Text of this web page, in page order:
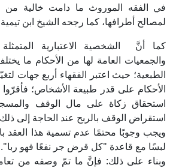
في الفقه الموروث ما دامت خالية من
لمصالح أطرافها، كما رجحه الشيخ ابن
كما أنَّ الشخصية الاعتبارية
والجمعيات العامة لها من الأحكام ما
الطبعية؛ حيث اعتبر الفقهاء أربع جهات
الأحكام على قدر طبيعة الأشخاص؛
استحقاق زكاة على مال الوقف
استقراض الوقف بالربح عند الحاجة إلى
ويجب وجوبًا محتمًا عدم تسمية هذا العقد
لبسًا مع قاعدة "كل قرض جر نفعًا فهو ربا".
وبناء على ذلك: فإنَّ ما تمّ وصفه من